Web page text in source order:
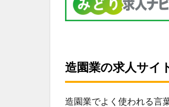
造園業の求人サイ
造園業でよく使われる言